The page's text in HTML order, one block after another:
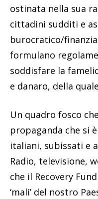
ostinata nella sua
cittadini sudditi e
burocratico/
formulano
soddisfare la
e danaro, della
Un quadro fosco
propaganda che si
italiani, subissati e
Radio, televisione,
che il Recovery
‘mali’ del nostro